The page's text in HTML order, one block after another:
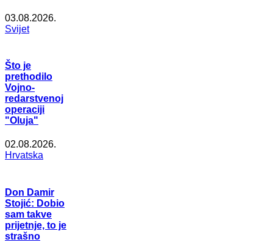
03.08.2026.
Svijet
Što je
prethodilo
Vojno-
redarstvenoj
operaciji
"Oluja"
02.08.2026.
Hrvatska
Don Damir
Stojić: Dobio
sam takve
prijetnje, to je
strašno